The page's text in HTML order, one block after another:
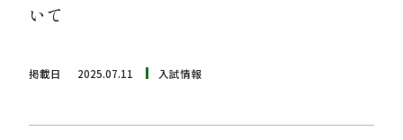
いて
掲載日 2025.07.11 入試情報